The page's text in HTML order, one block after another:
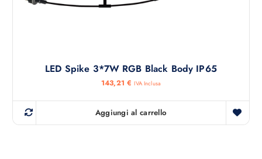
LED Spike 3*7W RGB Black Body IP65
143,21€ IVA Inclusa
Aggiungi al carrello